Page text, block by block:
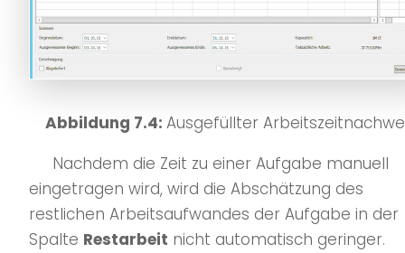
Abbildung 7.4: Ausgefüllter
Nachdem die Zeit zu einer Aufgabe manuell
eingetragen wird, wird die Abschätzung des
restlichen Arbeitsaufwandes der Aufgabe in der
Spalte Restarbeit nicht automatisch geringer.